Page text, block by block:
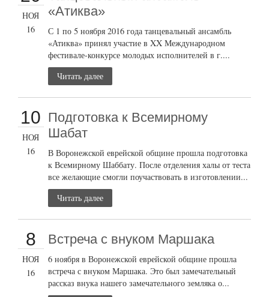
НОЯ
16
«Атиква»
С 1 по 5 ноября 2016 года танцевальный ансамбль
«Атиква» принял участие в XX Международном
фестивале-конкурсе молодых исполнителей в г....
Читать далее
10
НОЯ
16
Подготовка к Всемирному
Шабат
В Воронежской еврейской общине прошла подготовка
к Всемирному Шаббату. После отделения халы от теста
все желающие смогли поучаствовать в изготовлении...
Читать далее
8
НОЯ
16
Встреча с внуком Маршака
6 ноября в Воронежской еврейской общине прошла
встреча с внуком Маршака. Это был замечательный
рассказ внука нашего замечательного земляка о...